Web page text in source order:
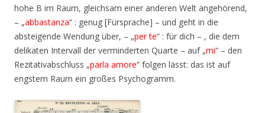
hohe B im Raum, gleichsam einer anderen Welt angehörend,
– „abbastanza“ : genug [Fürsprache] – und geht in die
absteigende Wendung über, – „per te“ : für dich – , die dem
delikaten Intervall der verminderten Quarte – auf „mi“ – den
Rezitativabschluss „parla amore“ folgen lässt: das ist auf
engstem Raum ein großes Psychogramm.